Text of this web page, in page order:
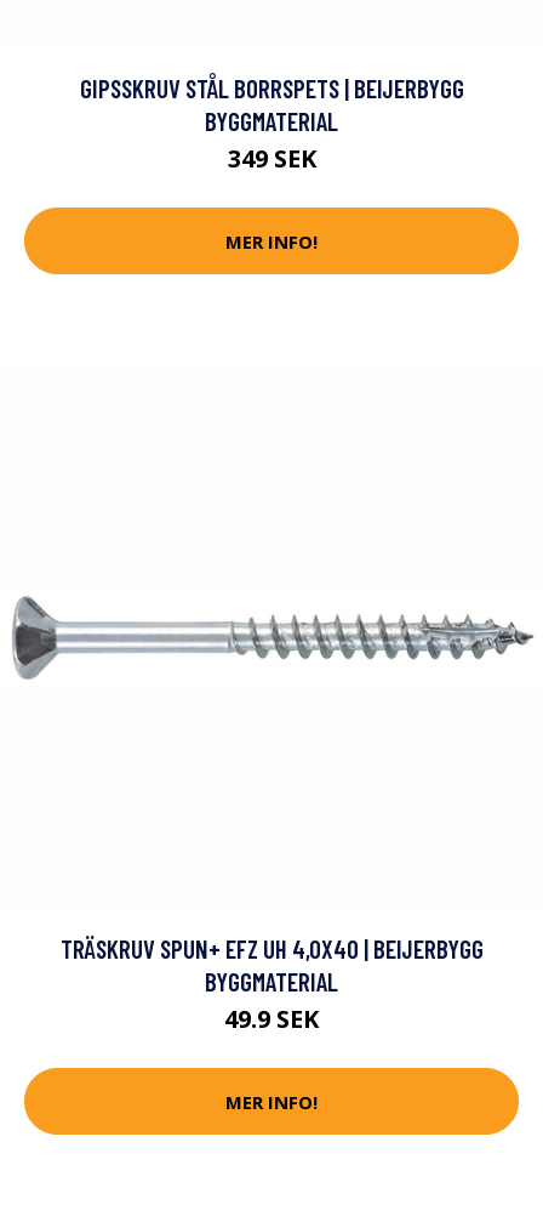
GIPSSKRUV STÅL BORRSPETS | BEIJERBYGG
BYGGMATERIAL
349 SEK
MER INFO!
TRÄSKRUV SPUN+ EFZ UH 4,0X40 | BEIJERBYGG
BYGGMATERIAL
49.9 SEK
MER INFO!